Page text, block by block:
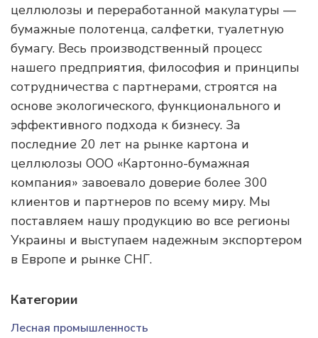
целлюлозы и переработанной макулатуры —
бумажные полотенца, салфетки, туалетную
бумагу. Весь производственный процесс
нашего предприятия, философия и принципы
сотрудничества с партнерами, строятся на
основе экологического, функционального и
эффективного подхода к бизнесу. За
последние 20 лет на рынке картона и
целлюлозы ООО «Картонно-бумажная
компания» завоевало доверие более 300
клиентов и партнеров по всему миру. Мы
поставляем нашу продукцию во все регионы
Украины и выступаем надежным экспортером
в Европе и рынке СНГ.
Категории
Лесная промышленность